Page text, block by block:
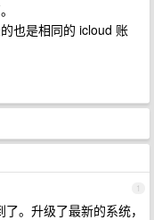
也是相同的 icloud 账
1
。升级了最新的系统，